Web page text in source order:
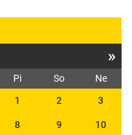
»
Pi So
Ne
1
2 3
8 9 10